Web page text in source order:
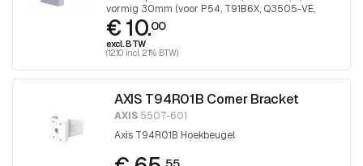
vormig 30mm (voor P54, T91B6X, Q3505-VE,
P32-VE), 1 stuk
€ 10.00
excl. BTW
(12.10 incl. 21% BTW)
AXIS T94R01B Corner Bracket
AXIS5507-601
Axis T94R01B Hoekbeugel
55